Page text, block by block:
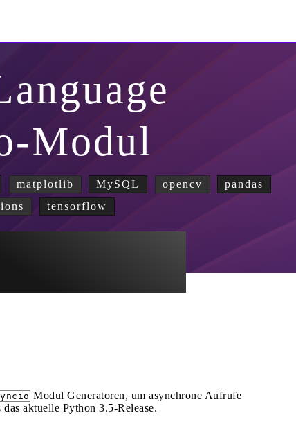
Modul
matplotlib MySQL opencv
pandas
tensorflow
Modul Generatoren, um asynchrone Aufrufe
aktuelle Python 3.5-Release.